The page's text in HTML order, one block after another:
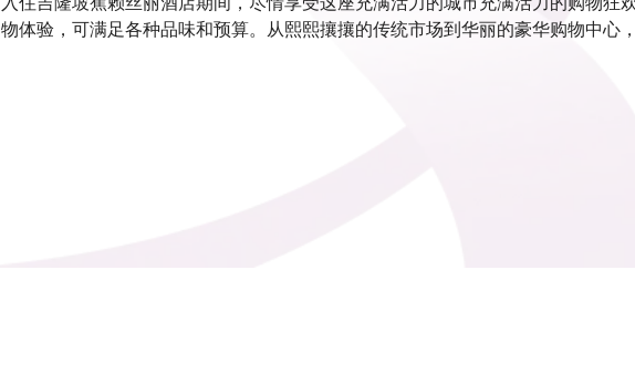
物体验，可满足各种品味和预算。从熙熙攘攘的传统市场到华丽的豪华购物中心